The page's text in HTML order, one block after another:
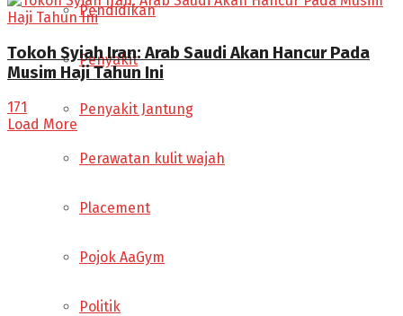
Pendidikan
Penyakit
Penyakit Jantung
Perawatan kulit wajah
Placement
Pojok AaGym
Politik
Tokoh Syiah Iran: Arab Saudi Akan Hancur Pada
Musim Haji Tahun Ini
171
Load More